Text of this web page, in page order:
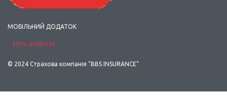
МОБІЛЬНИЙ ДОДАТОК
Hm-android
© 2024 Страхова компанія “BBS INSURANCE”